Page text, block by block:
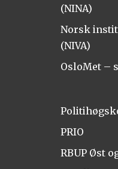
(NINA)
Norsk
(NIVA)
OsloMet –
PRIO
RBUP Øst